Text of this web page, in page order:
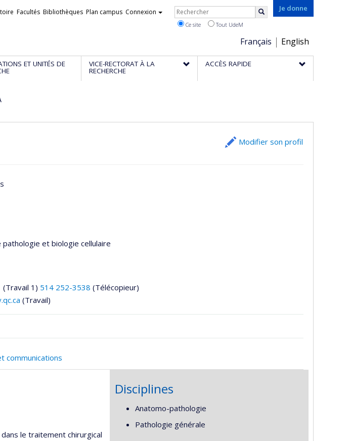
Je donne
Choix
de
la
Français English
Facultés Bibliothèques Plan campus Connexion Rechercher
Ce site Tout UdeM
ET UNITÉS DE VICE-RECTORAT À LA
RECHERCHE
ACCÈS RAPIDE
Modifier son profil
et biologie cellulaire
(Travail 1) 514 252-3538 (Télécopieur)
(Travail)
communications
le traitement chirurgical
Disciplines
Anatomo-pathologie
Pathologie générale